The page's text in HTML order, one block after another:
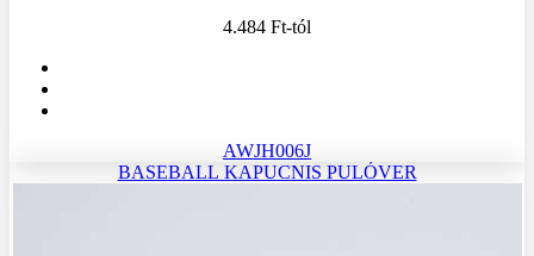
4.484 Ft-tól
AWJH006J
BASEBALL KAPUCNIS PULÓVER